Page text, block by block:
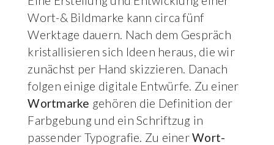
Wort-& Bildmarke kann circa fünf
Werktage dauern. Nach dem Gespräch
kristallisieren sich Ideen heraus, die wir
zunächst per Hand skizzieren. Danach
folgen einige digitale Entwürfe. Zu einer
Wortmarke gehören die Definition der
Farbgebung und ein Schriftzug in
passender Typografie. Zu einerWort-